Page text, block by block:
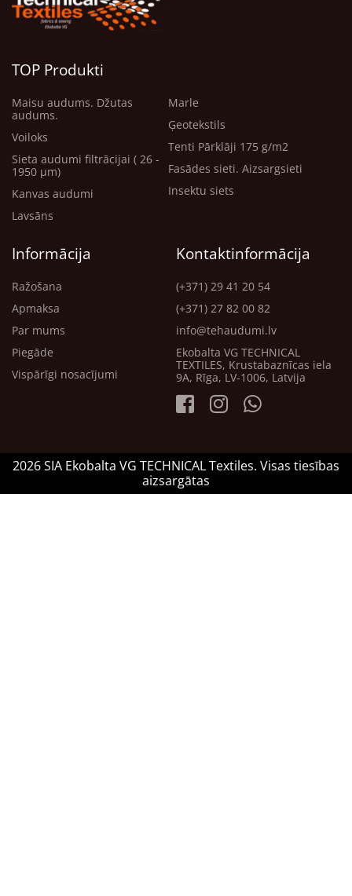
TOP Produkti
Maisu audums. Džutas
audums.
Voiloks
Sieta audumi filtrācijai ( 26 -
1950 μm)
Kanvas audumi
Lavsāns
Marle
Ģeotekstils
Tenti Pārklāji 175 g/m2
Fasādes sieti. Aizsargsieti
Insektu siets
Informācija
Ražošana
Apmaksa
Par mums
Piegāde
Vispārīgi nosacījumi
Kontaktinformācija
(+371) 29 41 20 54
(+371) 27 82 00 82
info@tehaudumi.lv
Ekobalta VG TECHNICAL
TEXTILES, Krustabaznīcas iela
9A, Rīga, LV-1006, Latvija
2026 SIA Ekobalta VG TECHNICAL Textiles. Visas tiesības
aizsargātas